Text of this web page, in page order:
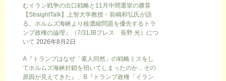
むイラン戦争の出口戦略と11月中間選挙の勝算
【StraightTalk】上智大学教授・前嶋和弘氏が語
る、ホルムズ海峡より核濃縮問題を優先するトラ
ンプ政権の論理』（7/31JBプレス 長野 光）につ
いて 2026年8月2日
A『トランプはなぜ「素人同然」の戦略ミスをし
てホルムズ海峡封鎖を招いてしまったのか…その
原因が見えてきた』、B『トランプ政権「イラン